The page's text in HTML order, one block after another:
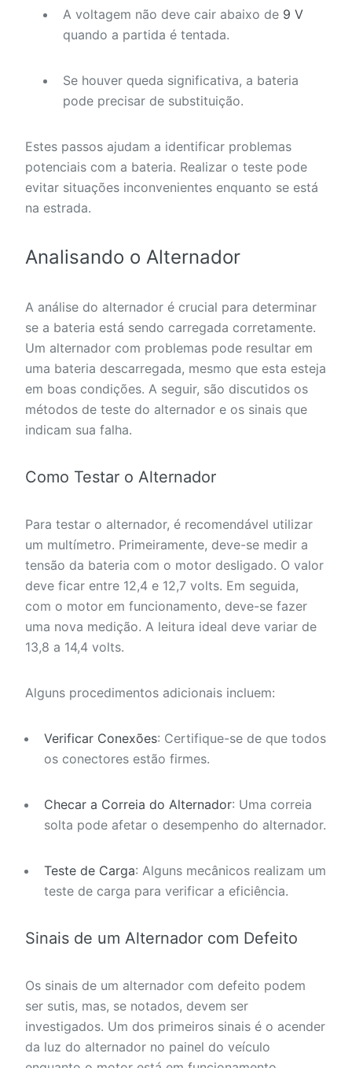
A voltagem não deve cair abaixo de 9 V
quando a partida é tentada.
Se houver queda significativa, a bateria
pode precisar de substituição.
Estes passos ajudam a identificar problemas
potenciais com a bateria. Realizar o teste pode
evitar situações inconvenientes enquanto se está
na estrada.
Analisando o Alternador
A análise do alternador é crucial para determinar
se a bateria está sendo carregada corretamente.
Um alternador com problemas pode resultar em
uma bateria descarregada, mesmo que esta esteja
em boas condições. A seguir, são discutidos os
métodos de teste do alternador e os sinais que
indicam sua falha.
Como Testar o Alternador
Para testar o alternador, é recomendável utilizar
um multímetro. Primeiramente, deve-se medir a
tensão da bateria com o motor desligado. O valor
deve ficar entre 12,4 e 12,7 volts. Em seguida,
com o motor em funcionamento, deve-se fazer
uma nova medição. A leitura ideal deve variar de
13,8 a 14,4 volts.
Alguns procedimentos adicionais incluem:
Verificar Conexões: Certifique-se de que todos
os conectores estão firmes.
Checar a Correia do Alternador: Uma correia
solta pode afetar o desempenho do alternador.
Teste de Carga: Alguns mecânicos realizam um
teste de carga para verificar a eficiência.
Sinais de um Alternador com Defeito
Os sinais de um alternador com defeito podem
ser sutis, mas, se notados, devem ser
investigados. Um dos primeiros sinais é o acender
da luz do alternador no painel do veículo